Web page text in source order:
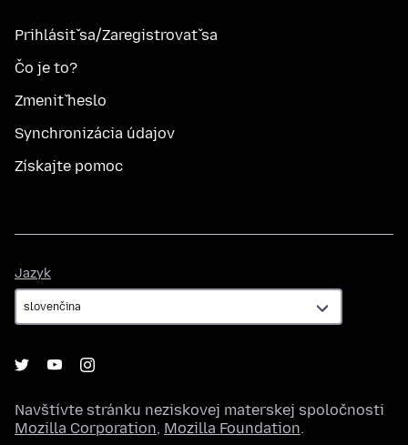
Prihlásiť sa/Zaregistrovať sa
Čo je to?
Zmeniť heslo
Synchronizácia údajov
Získajte pomoc
Jazyk
Navštívte stránku neziskovej materskej spoločnosti
Mozilla Corporation, Mozilla Foundation.